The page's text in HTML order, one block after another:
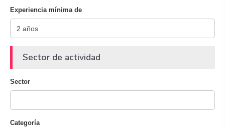
Experiencia mínima de
Sector de actividad
Sector
Categoría